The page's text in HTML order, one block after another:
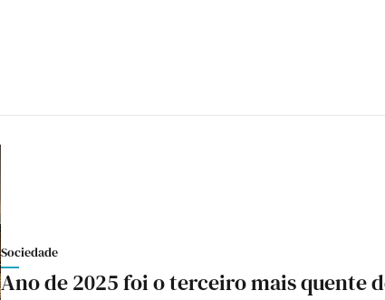
Sociedade
Ano de 2025 foi o terceiro mais quente